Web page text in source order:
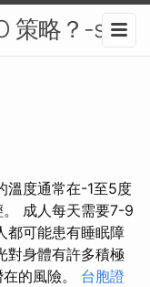
策略？-seo
溫度通常在-1至5度
成人每天需要7-9
都可能患有睡眠障
對身體有許多積極
的風險。 台胞證